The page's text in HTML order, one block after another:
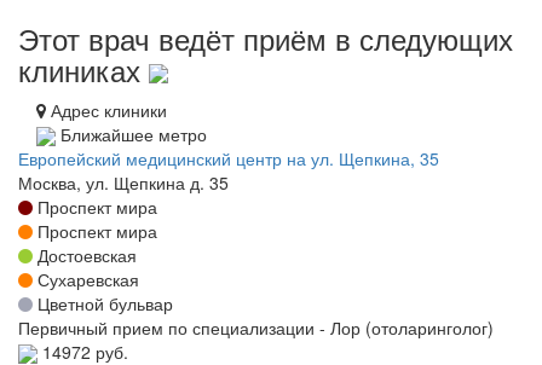
Этот врач ведёт приём в следующих
клиниках
Адрес клиники
Ближайшее метро
Европейский медицинский центр на ул. Щепкина, 35
Москва, ул. Щепкина д. 35
Проспект мира
Проспект мира
Достоевская
Сухаревская
Цветной бульвар
Первичный прием по специализации - Лор (отоларинголог)
14972 руб.